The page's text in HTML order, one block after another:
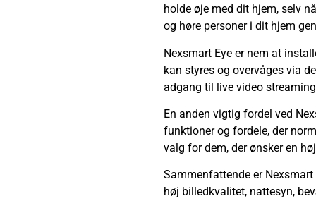
holde øje med dit hjem, selv
og høre personer i dit hjem
Nexsmart Eye er nem at
kan styres og overvåges via
adgang til live video
En anden vigtig fordel ved
funktioner og fordele, der
valg for dem, der ønsker en
Sammenfattende er
høj billedkvalitet, nattesyn,